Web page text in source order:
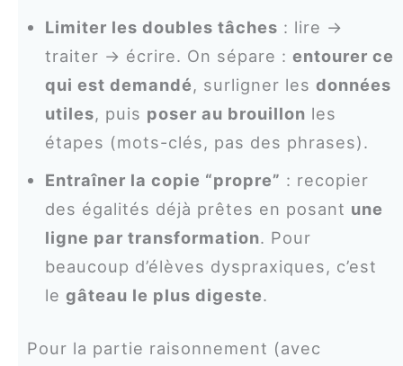
Limiter les doubles tâches : lire →
traiter → écrire. On sépare : entourer ce
qui est demandé, surligner les données
utiles, puis poser au brouillon les
étapes (mots-clés, pas des phrases).
Entraîner la copie “propre” : recopier
des égalités déjà prêtes en posant une
ligne par transformation. Pour
beaucoup d’élèves dyspraxiques, c’est
le gâteau le plus digeste.
Pour la partie raisonnement (avec